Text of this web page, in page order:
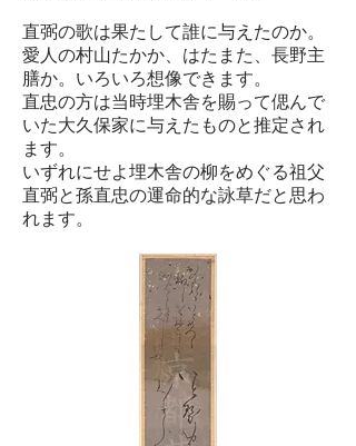
直弼の歌は果たして誰に与えたのか。
愛人の村山たかか、はたまた、長野主
膳か。いろいろ想像できます。
直忠の方は当時埋木舎を賜って偲んで
いた大久保家に与えたものと推定され
ます。
いずれにせよ埋木舎の柳をめぐる祖父
直弼と孫直忠の運命的な詠草だと思わ
れます。